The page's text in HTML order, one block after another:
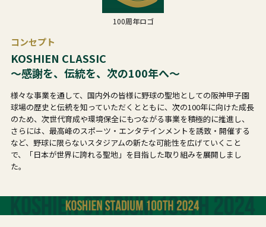
100周年ロゴ
コンセプト
KOSHIEN CLASSIC
～感謝を、伝統を、次の100年へ～
様々な事業を通して、国内外の皆様に野球の聖地としての阪神甲子園
球場の歴史と伝統を知っていただくとともに、次の100年に向けた成長
のため、次世代育成や環境保全にもつながる事業を積極的に推進し、
さらには、最高峰のスポーツ・エンタテインメントを誘致・開催する
など、野球に限らないスタジアムの新たな可能性を広げていくこと
で、「日本が世界に誇れる聖地」を目指した取り組みを展開しまし
た。